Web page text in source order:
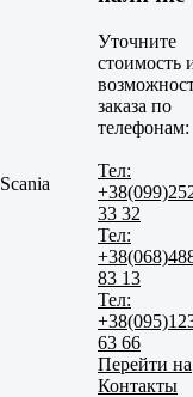
Scania
Уточните
стоимость
заказа по
телефонам:
Тел:
33 32
Тел:
83 13
Тел:
63 66
Перейти на
Контакты